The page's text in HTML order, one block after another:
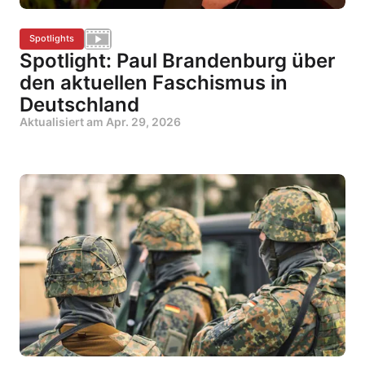
Spotlights
Spotlight: Paul Brandenburg über
den aktuellen Faschismus in
Deutschland
Aktualisiert am Apr. 29, 2026